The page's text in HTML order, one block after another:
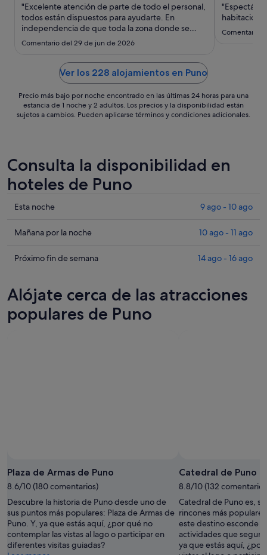
16
al
"Excelente atención de parte de todo el personal,
todos están dispuestos para ayudarte. En
independencia de que toda la zona donde se
encuentra el hotel, se quedó sin luz desde las
5:00 de la mañana, el personal se esmeró por
mantenernos cómodos y con un desayuno
adecuado."
Comentario del 29 de jun de 2026
Comentario
Ver los 228 alojamientos en Puno
Precio más bajo por noche encontrado en las últimas 24 horas para una
estancia de 1 noche y 2 adultos. Los precios y la disponibilidad están
sujetos a cambios. Pueden aplicarse términos y condiciones adicionales.
Consulta la disponibilidad en
hoteles de Puno
Comprueba
precios
Puno
noche,
ago
Esta noche 9 ago - 10 ago
Comprueba
precios
para
mañana
por
Mañana por la noche 10 ago - 11 ago
Comprueba
en
Puno
para
Próximo fin de semana 14 ago - 16 ago
Alójate cerca de las atracciones
populares de Puno
Plaza de Armas de Puno
8.6/10 (180 comentarios)
Descubre la historia de Puno desde uno de
sus puntos más populares: Plaza de Armas de
Puno. Y, ya que estás aquí, ¿por qué no
contemplar las vistas al lago o participar en
diferentes visitas guiadas?
Catedral de Puno
8.8/10 (132
Catedral de Puno es,
rincones más
este destino esconde
actividades que
ya que estás aquí,